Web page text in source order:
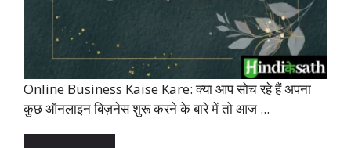
Online Business Kaise Kare: क्या आप सोच रहे हैं अपना
कुछ ऑनलाइन बिज़नेस शुरू करने के बारे में तो आज ...